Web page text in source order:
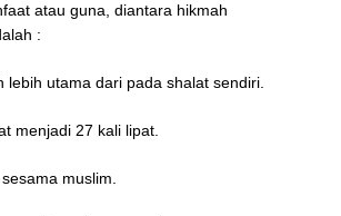
atau guna, diantara hikmah
:
lebih utama dari pada shalat sendiri.
menjadi 27 kali lipat.
muslim.